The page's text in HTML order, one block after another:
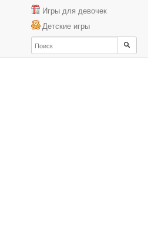
Игры для девочек
Детские игры